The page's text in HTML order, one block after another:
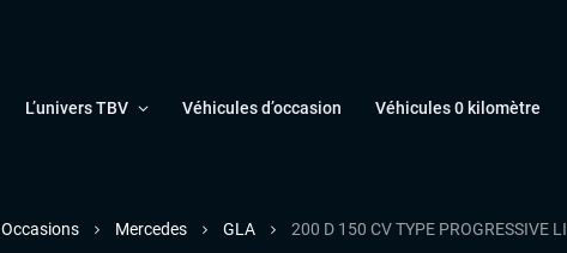
L’univers TBV Véhicules d’occasion Véhicules 0 kilomètre
Occasions Mercedes GLA 200 D 150 CV TYPE PROGRESSIVE